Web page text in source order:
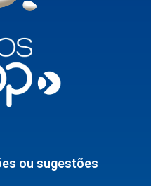
ou sugestões